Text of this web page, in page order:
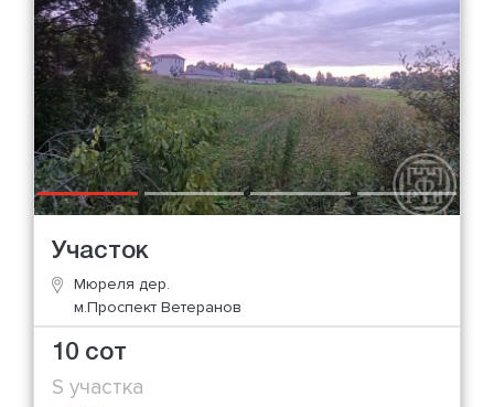
Участок
Мюреля дер.
м.Проспект Ветеранов
10 сот
S участка